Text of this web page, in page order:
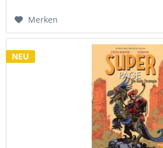
Merken
NEU